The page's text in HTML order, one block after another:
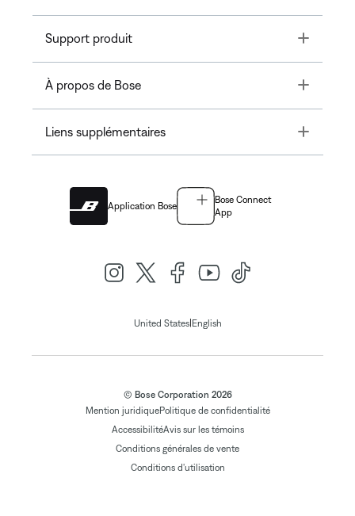
Support produit Toggle
À propos de Bose Toggle
Liens supplémentaires Toggle
Application Bose
Bose Connect
App
United States| English
© Bose Corporation 2026
Mention juridiquePolitique de confidentialité
AccessibilitéAvis sur les témoins
Conditions générales de vente
Conditions d'utilisation